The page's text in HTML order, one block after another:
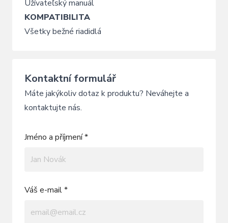
Užívateľský manuál
KOMPATIBILITA
Všetky bežné riadidlá
Kontaktní formulář
Máte jakýkoliv dotaz k produktu? Neváhejte a
kontaktujte nás.
Jméno a příjmení *
Váš e-mail *